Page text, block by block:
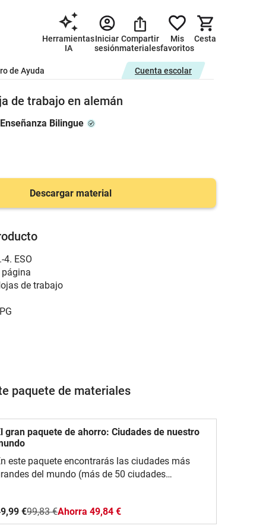
Herramientas
IA
Iniciar
sesión
Compartir
materiales
Mis
favoritos
Cesta
de Ayuda Cuenta escolar
de trabajo en alemán
Bilingue
Descargar material
4. ESO
página
de trabajo
paquete de materiales
gran paquete de ahorro: Ciudades de nuestro
este paquete encontrarás las ciudades más
del mundo (más de 50 ciudades
los idiomas alemán, inglés, español y
Los alumnos conocen las ciudades con
€99,83 €Ahorra 49,84 €